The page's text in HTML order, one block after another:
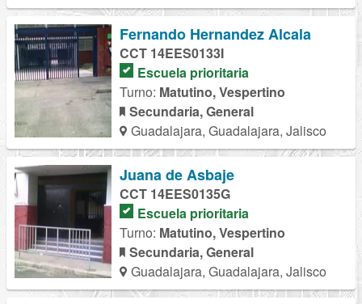
Fernando Hernandez Alcala
CCT 14EES0133I
Escuela prioritaria
Turno: Matutino, Vespertino
Secundaria, General
Guadalajara, Guadalajara, Jalisco
Juana de Asbaje
CCT 14EES0135G
Escuela prioritaria
Turno: Matutino, Vespertino
Secundaria, General
Guadalajara, Guadalajara, Jalisco